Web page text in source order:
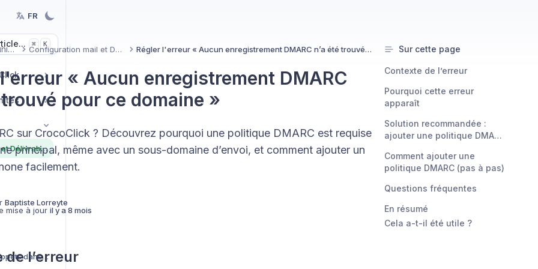
FR
⌘ K
Configuration mail et Délivrabilité
Créer et utiliser des snippets dans vos conversations
Communication Configuration mail et Délivrabilité Régler l'erreur « Aucun enregistrement DMARC n’a été trouvé pour ce domaine »
« Aucun enregistrement DMARC
trouvé pour ce domaine »
sur CrocoClick ? Découvrez pourquoi une politique DMARC est requise
principal, même avec un sous-domaine d’envoi, et comment ajouter un
facilement.
Baptiste Lorreyte
mise à jour il y a 8 mois
de l’erreur
Sur cette page
Contexte de l’erreur
Pourquoi cette erreur
apparaît
Solution recommandée :
ajouter une politique DMARC
Comment ajouter une
politique DMARC (pas à pas)
Questions fréquentes
En résumé
Cela a-t-il été utile ?